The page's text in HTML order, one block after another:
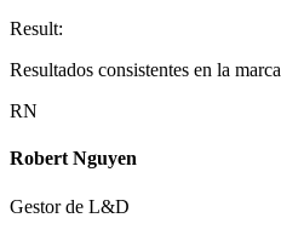
Result:
Resultados consistentes en la marca
RN
Robert Nguyen
Gestor de L&D